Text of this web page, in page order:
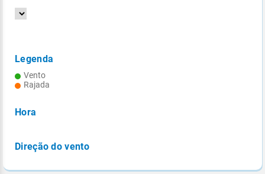
Legenda
Vento
Rajada
Hora
Direção do vento